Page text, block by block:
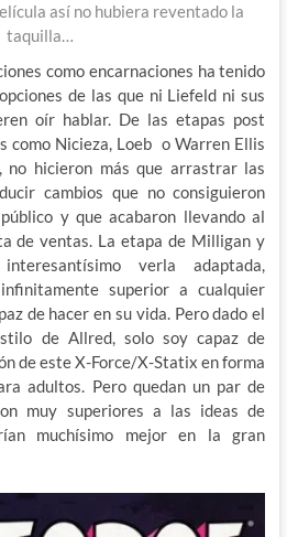
así no hubiera reventado la
taquilla…
como encarnaciones ha tenido
de las que ni Liefeld ni sus
oír hablar. De las etapas post
como Nicieza, Loeb o Warren Ellis
no hicieron más que arrastrar las
cambios que no consiguieron
y que acabaron llevando al
de ventas. La etapa de Milligan y
verla adaptada,
superior a cualquier
de hacer en su vida. Pero dado el
de Allred, solo soy capaz de
de este X-Force/X-Statix en forma
adultos. Pero quedan un par de
muy superiores a las ideas de
muchísimo mejor en la gran